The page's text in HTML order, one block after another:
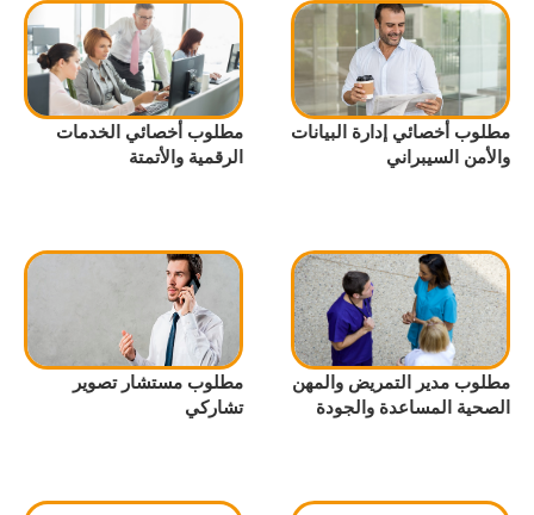
مطلوب أخصائي إدارة البيانات
والأمن السيبراني
مطلوب أخصائي الخدمات
الرقمية والأتمتة
مطلوب مدير التمريض والمهن
الصحية المساعدة والجودة
مطلوب مستشار تصوير
تشاركي